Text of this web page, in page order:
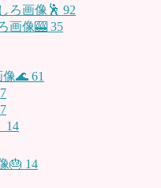
ろ画像🕺 92
画像🎰 35
像🌊 61
14
🎂 14